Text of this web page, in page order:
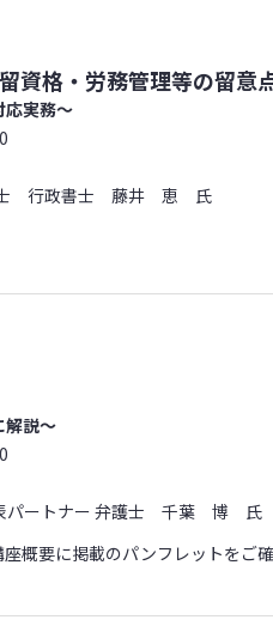
資格・労務管理等の留意
応実務～
士 行政書士 藤井 恵 氏
解説～
パートナー 弁護士 千葉 博 氏
概要に掲載のパンフレットをご